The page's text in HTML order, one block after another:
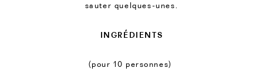
sauter quelques-unes.
INGRÉDIENTS
(pour 10 personnes)